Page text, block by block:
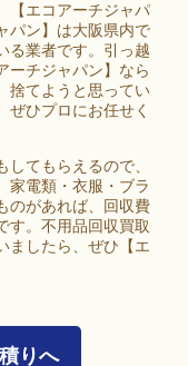
【エコアーチジャパ
パン】は大阪県内で
る業者です。引っ越
ーチジャパン】なら
捨てようと思ってい
ぜひプロにお任せく
てもらえるので、
家電類・衣服・ブラ
のがあれば、回収費
す。不用品回収買取
ましたら、ぜひ【エ
りへ